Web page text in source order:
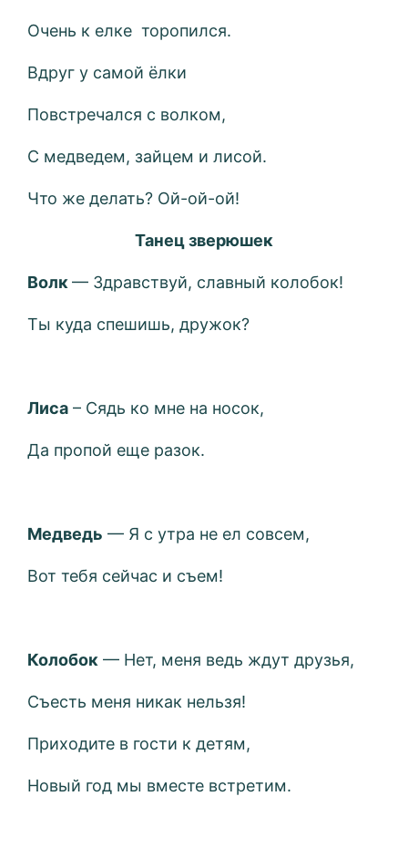
Очень к елке торопился.
Вдруг у самой ёлки
Повстречался с волком,
С медведем, зайцем и лисой.
Что же делать? Ой-ой-ой!
Танец зверюшек
Волк— Здравствуй, славный колобок!
Ты куда спешишь, дружок?
Лиса – Сядь ко мне на носок,
Да пропой еще разок.
Медведь — Я с утра не ел совсем,
Вот тебя сейчас и съем!
Колобок — Нет, меня ведь ждут друзья,
Съесть меня никак нельзя!
Приходите в гости к детям,
Новый год мы вместе встретим.